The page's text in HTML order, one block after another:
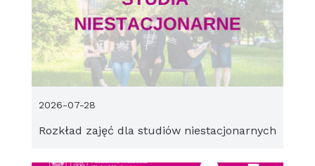
Rozkład zajęć dla studiów niestacjonarnych
2026-07-28